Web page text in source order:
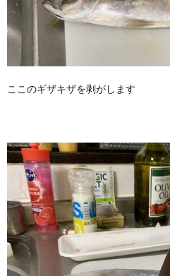
ここのギザキザを剥がします